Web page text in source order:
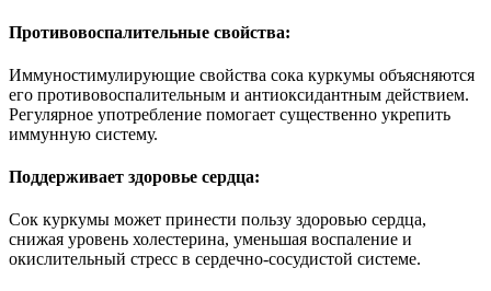
Противовоспалительные свойства:
Иммуностимулирующие свойства сока куркумы объясняются
его противовоспалительным и антиоксидантным действием.
Регулярное употребление помогает существенно укрепить
иммунную систему.
Поддерживает здоровье сердца:
Сок куркумы может принести пользу здоровью сердца,
снижая уровень холестерина, уменьшая воспаление и
окислительный стресс в сердечно-сосудистой системе.